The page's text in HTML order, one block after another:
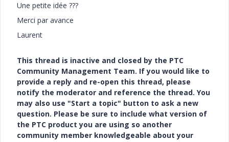
Une petite idée ???
Merci par avance
Laurent
This thread is inactive and closed by the PTC
Community Management Team. If you would like to
provide a reply and re-open this thread, please
notify the moderator and reference the thread. You
may also use "Start a topic" button to ask a new
question. Please be sure to include what version of
the PTC product you are using so another
community member knowledgeable about your